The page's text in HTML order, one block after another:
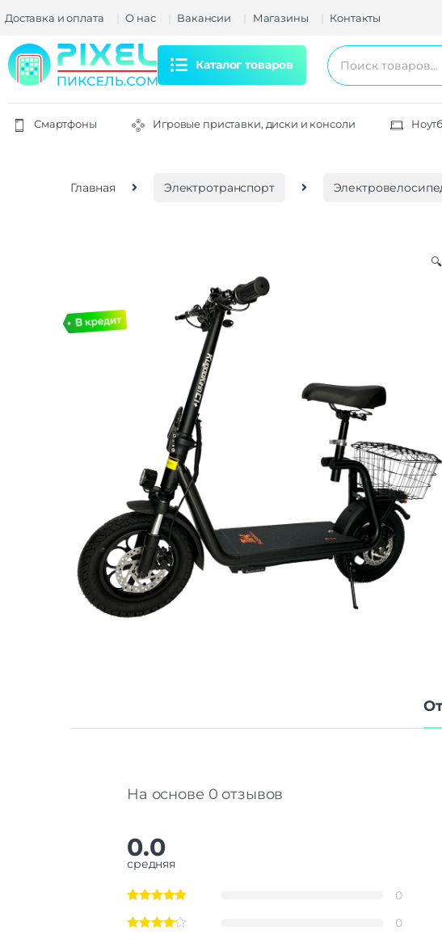
Доставка и оплата О нас Вакансии Магазины Контакты
Каталог товаров
Смартфоны Игровые приставки, диски и консоли
Главная Электротранспорт
🔍
На основе 0 отзывов
0.0
средняя
0
0